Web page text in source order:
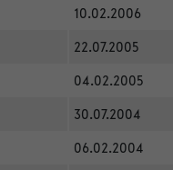
10.02.2006
22.07.2005
04.02.2005
30.07.2004
06.02.2004